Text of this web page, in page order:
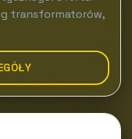
transformatorów,